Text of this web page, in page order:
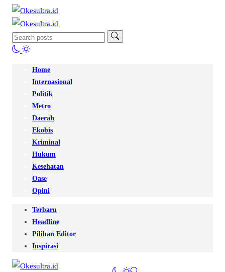
Home
Internasional
Politik
Metro
Daerah
Ekobis
Kriminal
Hukum
Kesehatan
Oase
Opini
Terbaru
Headline
Pilihan Editor
Inspirasi